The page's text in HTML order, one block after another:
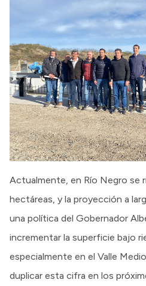
Actualmente, en Río Negro se
hectáreas, y la proyección a
una política del Gobernador
incrementar la superficie bajo
especialmente en el Valle
duplicar esta cifra en los